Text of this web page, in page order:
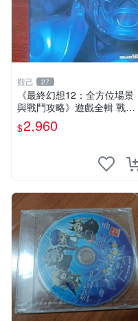
觀己 27
《最終幻想12：全方位場景
與戰鬥攻略》遊戲全輯 戰略
遊戲 攻略書 全景解析
$2,960